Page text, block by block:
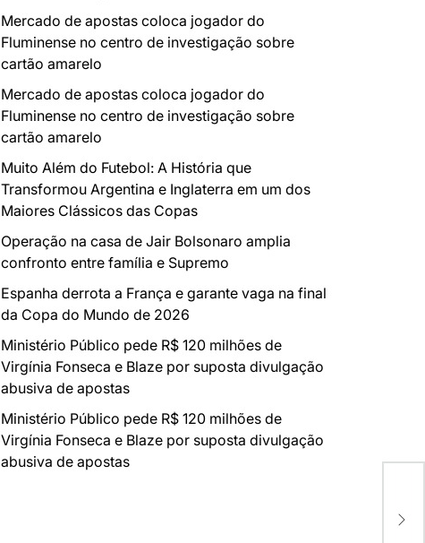
Mercado de apostas coloca jogador do
Fluminense no centro de investigação sobre
cartão amarelo
Mercado de apostas coloca jogador do
Fluminense no centro de investigação sobre
cartão amarelo
Muito Além do Futebol: A História que
Transformou Argentina e Inglaterra em um dos
Maiores Clássicos das Copas
Operação na casa de Jair Bolsonaro amplia
confronto entre família e Supremo
Espanha derrota a França e garante vaga na final
da Copa do Mundo de 2026
Ministério Público pede R$ 120 milhões de
Virgínia Fonseca e Blaze por suposta divulgação
abusiva de apostas
Ministério Público pede R$ 120 milhões de
Virgínia Fonseca e Blaze por suposta divulgação
abusiva de apostas